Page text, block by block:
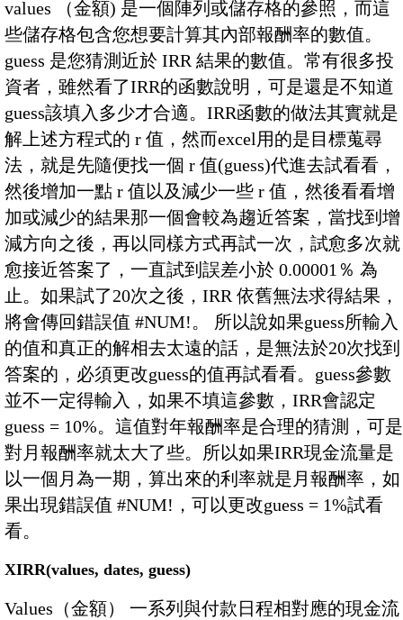
values （金額) 是一個陣列或儲存格的參照，而這
些儲存格包含您想要計算其內部報酬率的數值。
guess 是您猜測近於 IRR 結果的數值。常有很多投
資者，雖然看了IRR的函數說明，可是還是不知道
guess該填入多少才合適。IRR函數的做法其實就是
解上述方程式的 r 值，然而excel用的是目標蒐尋
法，就是先隨便找一個 r 值(guess)代進去試看看，
然後增加一點 r 值以及減少一些 r 值，然後看看增
加或減少的結果那一個會較為趨近答案，當找到增
減方向之後，再以同樣方式再試一次，試愈多次就
愈接近答案了，一直試到誤差小於 0.00001％ 為
止。如果試了20次之後，IRR 依舊無法求得結果，
將會傳回錯誤值 #NUM!。 所以說如果guess所輸入
的值和真正的解相去太遠的話，是無法於20次找到
答案的，必須更改guess的值再試看看。guess參數
並不一定得輸入，如果不填這參數，IRR會認定
guess = 10%。這值對年報酬率是合理的猜測，可是
對月報酬率就太大了些。所以如果IRR現金流量是
以一個月為一期，算出來的利率就是月報酬率，如
果出現錯誤值 #NUM!，可以更改guess = 1%試看
看。
XIRR(values, dates, guess)
Values（金額） 一系列與付款日程相對應的現金流